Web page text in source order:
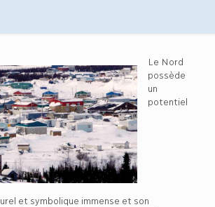
Le Nord
possède
un
potentiel
et symbolique immense et son